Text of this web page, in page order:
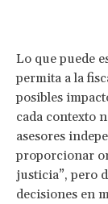
Lo que puede
permita a la
posibles
cada contexto
asesores
proporcionar
justicia”, pero
decisiones en